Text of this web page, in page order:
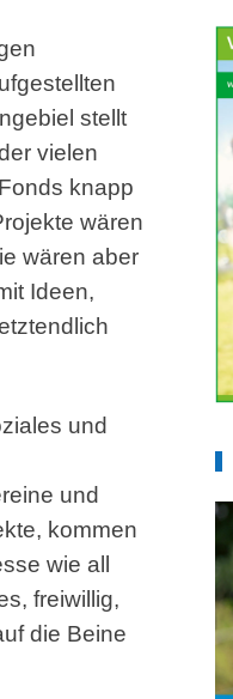
stellt
vielen
knapp
wären
wären aber
Ideen,
und
und
kommen
wie all
freiwillig,
die Beine